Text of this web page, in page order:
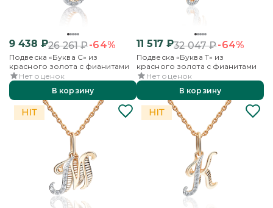
9 438 ₽26 261₽-64%
Подвеска «Буква С» из
красного золота с фианитами
Нет оценок
В корзину
11 517₽32 047₽-64%
Подвеска «Буква Т» из
красного золота с фианитами
Нет оценок
В корзину